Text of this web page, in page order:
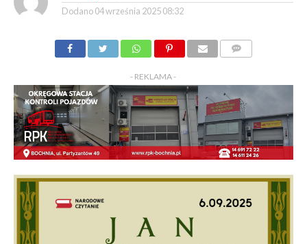
Dodano 04 września 2025 08:32
- REKLAMA -